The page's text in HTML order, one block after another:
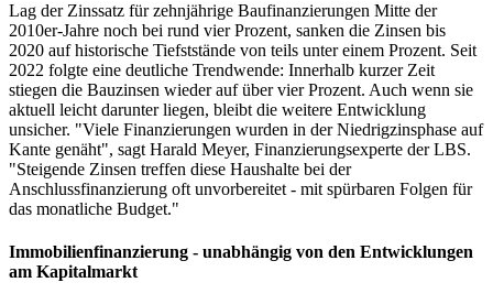
Lag der Zinssatz für zehnjährige Baufinanzierungen Mitte der
2010er-Jahre noch bei rund vier Prozent, sanken die Zinsen bis
2020 auf historische Tiefststände von teils unter einem Prozent. Seit
2022 folgte eine deutliche Trendwende: Innerhalb kurzer Zeit
stiegen die Bauzinsen wieder auf über vier Prozent. Auch wenn sie
aktuell leicht darunter liegen, bleibt die weitere Entwicklung
unsicher. "Viele Finanzierungen wurden in der Niedrigzinsphase auf
Kante genäht", sagt Harald Meyer, Finanzierungsexperte der LBS.
"Steigende Zinsen treffen diese Haushalte bei der
Anschlussfinanzierung oft unvorbereitet - mit spürbaren Folgen für
das monatliche Budget."
Immobilienfinanzierung - unabhängig von den Entwicklungen
am Kapitalmarkt